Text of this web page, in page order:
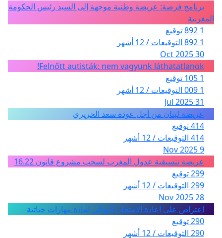
برنامج فرصة: عريضة وطنية موجهة إلى السيد رئيس الحكومة
المغربية
1 892 توقيع
1 892 التوقيعات / 12 أشهر
30 Oct 2025
Felnőtt autisták: nem vagyunk láthatatlanok!
1 105 توقيع
1 009 التوقيعات / 12 أشهر
31 Jul 2025
عريضة لبنان من أجل عودة سعد الحريري
414 توقيع
414 التوقيعات / 12 أشهر
9 Nov 2025
عريضة تنسيقية عدول المغرب لسحب مشروع قانون 16.22
299 توقيع
299 التوقيعات / 12 أشهر
28 Nov 2025
اعتراض على اعادة الامتحان النهائي لمادة مهارات حياتية
290 توقيع
290 التوقيعات / 12 أشهر